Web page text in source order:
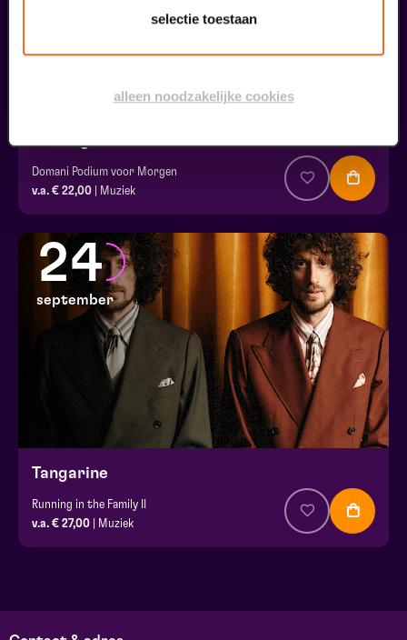
selectie toestaan
alleen noodzakelijke cookies
Ton Engels & Eric Coenen
Domani Podium voor Morgen
v.a. € 22,00 | Muziek
24
september
Tangarine
Running in the Family II
v.a. € 27,00 | Muziek